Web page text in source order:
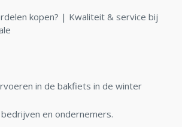
kopen? | Kwaliteit & service bij
in de bakfiets in de winter
en ondernemers.